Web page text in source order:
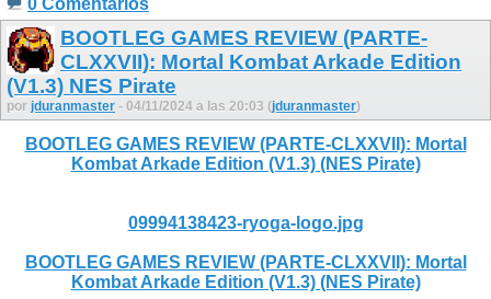
0 Comentarios
BOOTLEG GAMES REVIEW (PARTE-
CLXXVII): Mortal Kombat Arkade Edition
(V1.3) NES Pirate
por jduranmaster - 04/11/2024 a las 20:03 (jduranmaster)
BOOTLEG GAMES REVIEW (PARTE-CLXXVII): Mortal
Kombat Arkade Edition (V1.3) (NES Pirate)
09994138423-ryoga-logo.jpg
BOOTLEG GAMES REVIEW (PARTE-CLXXVII): Mortal
Kombat Arkade Edition (V1.3) (NES Pirate)